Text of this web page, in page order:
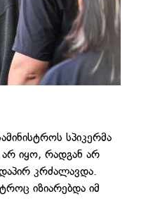
სპიკერმა
არ იყო, რადგან არ
კრძალავდა.
იზიარებდა იმ